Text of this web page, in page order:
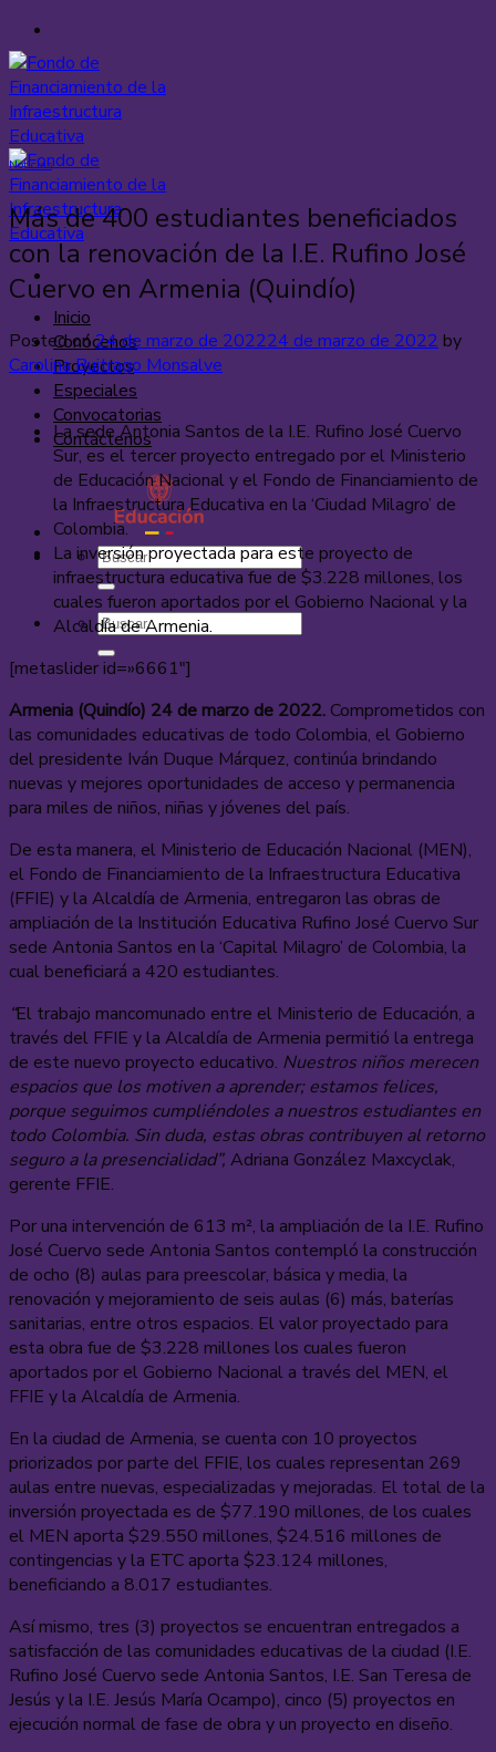
Saltar
al
contenido
Inicio
Conócenos
Proyectos
Especiales
Convocatorias
Contáctenos
Noticias
Más de 400 estudiantes beneficiados
con la renovación de la I.E. Rufino José
Cuervo en Armenia (Quindío)
Posted on24 de marzo de 202224 de marzo de 2022 by
Carolina Buitrago Monsalve
La sede Antonia Santos de la I.E. Rufino José Cuervo
Sur, es el tercer proyecto entregado por el Ministerio
de Educación Nacional y el Fondo de Financiamiento de
la Infraestructura Educativa en la ‘Ciudad Milagro’ de
Colombia.
La inversión proyectada para este proyecto de
infraestructura educativa fue de $3.228 millones, los
cuales fueron aportados por el Gobierno Nacional y la
Alcaldía de Armenia.
[metaslider id=»6661″]
Armenia (Quindío) 24 de marzo de 2022. Comprometidos con
las comunidades educativas de todo Colombia, el Gobierno
del presidente Iván Duque Márquez, continúa brindando
nuevas y mejores oportunidades de acceso y permanencia
para miles de niños, niñas y jóvenes del país.
De esta manera, el Ministerio de Educación Nacional (MEN),
el Fondo de Financiamiento de la Infraestructura Educativa
(FFIE) y la Alcaldía de Armenia, entregaron las obras de
ampliación de la Institución Educativa Rufino José Cuervo Sur
sede Antonia Santos en la ‘Capital Milagro’ de Colombia, la
cual beneficiará a 420 estudiantes.
“El trabajo mancomunado entre el Ministerio de Educación, a
través del FFIE y la Alcaldía de Armenia permitió la entrega
de este nuevo proyecto educativo. Nuestros niños merecen
espacios que los motiven a aprender; estamos felices,
porque seguimos cumpliéndoles a nuestros estudiantes en
todo Colombia. Sin duda, estas obras contribuyen al retorno
seguro a la presencialidad”, Adriana González Maxcyclak,
gerente FFIE.
Por una intervención de 613 m², la ampliación de la I.E. Rufino
José Cuervo sede Antonia Santos contempló la construcción
de ocho (8) aulas para preescolar, básica y media, la
renovación y mejoramiento de seis aulas (6) más, baterías
sanitarias, entre otros espacios. El valor proyectado para
esta obra fue de $3.228 millones los cuales fueron
aportados por el Gobierno Nacional a través del MEN, el
FFIE y la Alcaldía de Armenia.
En la ciudad de Armenia, se cuenta con 10 proyectos
priorizados por parte del FFIE, los cuales representan 269
aulas entre nuevas, especializadas y mejoradas. El total de la
inversión proyectada es de $77.190 millones, de los cuales
el MEN aporta $29.550 millones, $24.516 millones de
contingencias y la ETC aporta $23.124 millones,
beneficiando a 8.017 estudiantes.
Así mismo, tres (3) proyectos se encuentran entregados a
satisfacción de las comunidades educativas de la ciudad (I.E.
Rufino José Cuervo sede Antonia Santos, I.E. San Teresa de
Jesús y la I.E. Jesús María Ocampo), cinco (5) proyectos en
ejecución normal de fase de obra y un proyecto en diseño.